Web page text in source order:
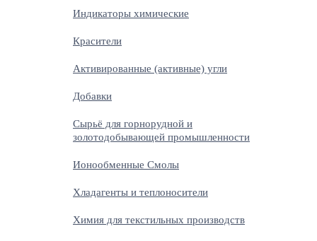
Индикаторы химические
Красители
Активированные (активные) угли
Добавки
Сырьё для горнорудной и
золотодобывающей промышленности
Ионообменные Смолы
Хладагенты и теплоносители
Химия для текстильных производств